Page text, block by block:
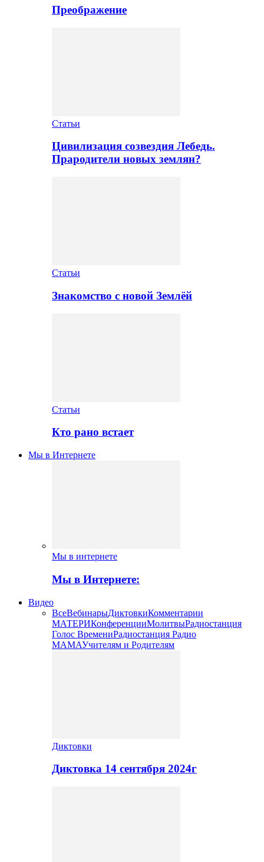
Преображение
Статьи
Цивилизация созвездия Лебедь.
Прародители новых землян?
Статьи
Знакомство с новой Землёй
Статьи
Кто рано встает
Мы в Интернете
Мы в интернете
Мы в Интернете:
Видео
ВсеВебинарыДиктовкиКомментарии
МАТЕРИКонференцииМолитвыРадиостанция
Голос ВремениРадиостанция Радио
МАМАУчителям и Родителям
Диктовки
Диктовка 14 сентября 2024г